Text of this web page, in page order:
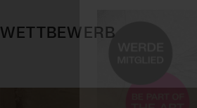
WETTBEWERB